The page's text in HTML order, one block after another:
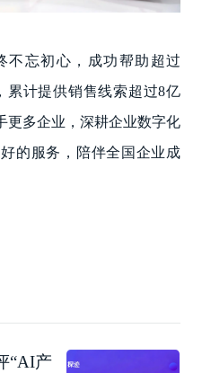
不忘初心，成功帮助超过
累计提供销售线索超过8亿
更多企业，深耕企业数字化
的服务，陪伴全国企业成
“AI产